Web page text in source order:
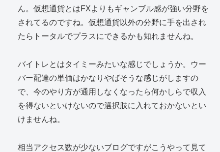
ん。仮想通貨とはFXよりもギャンブル感が強い分野を
されてるのですね。仮想通貨以外の分野に手を出され
たらトータルでプラスにできるかも知れませんね。
バイトレとはタイミーみたいな感じでしょうか。ウー
バー配達の単価はかなりやばそうな感じがしますの
で、今のやり方が通用しなくなったら何かしらで収入
を得ないといけないので選択肢に入れておかないとい
けませんね。
相当アクセス数が少ないブログですがこうやって見て